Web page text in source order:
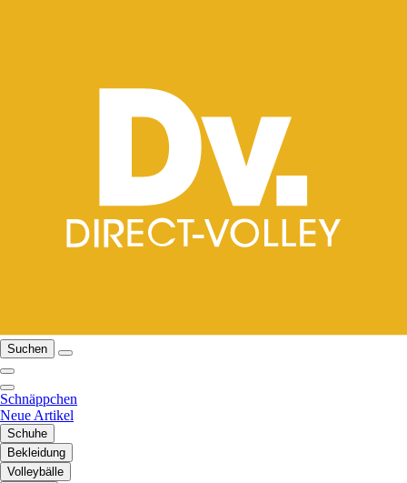
Suchen
Schnäppchen
Neue Artikel
Schuhe
Bekleidung
Volleybälle